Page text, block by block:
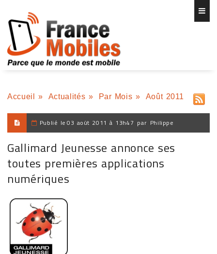
Accueil » Actualités » Par Mois » Août 2011
Publié le 03 août 2011 à 13h47 par Philippe
Gallimard Jeunesse annonce ses
toutes premières applications
numériques